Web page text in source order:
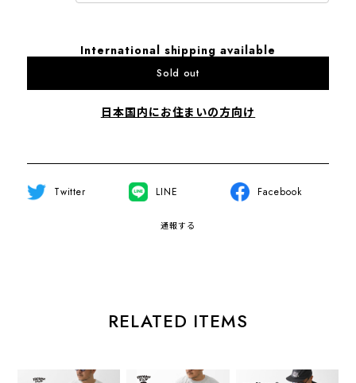
International shipping available
Sold out
日本国内にお住まいの方向け
Twitter LINE Facebook
通報する
RELATED ITEMS